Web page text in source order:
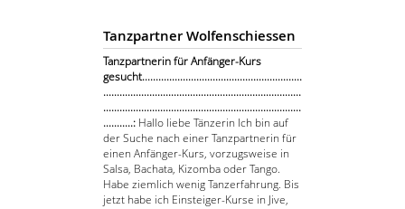
Tanzpartner Wolfenschiessen
Tanzpartnerin für Anfänger-Kurs
gesucht...........................................................
.........................................................................
.........................................................................
...........: Hallo liebe Tänzerin Ich bin auf
der Suche nach einer Tanzpartnerin für
einen Anfänger-Kurs, vorzugsweise in
Salsa, Bachata, Kizomba oder Tango.
Habe ziemlich wenig Tanzerfahrung. Bis
jetzt habe ich Einsteiger-Kurse in Jive,